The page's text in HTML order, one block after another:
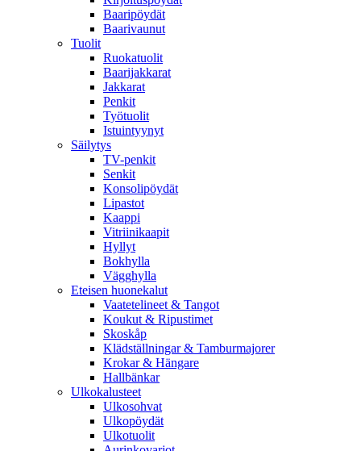
Baaripöydät
Baarivaunut
Tuolit
Ruokatuolit
Baarijakkarat
Jakkarat
Penkit
Työtuolit
Istuintyynyt
Säilytys
TV-penkit
Senkit
Konsolipöydät
Lipastot
Kaappi
Vitriinikaapit
Hyllyt
Bokhylla
Vägghylla
Eteisen huonekalut
Vaatetelineet & Tangot
Koukut & Ripustimet
Skoskåp
Klädställningar & Tamburmajorer
Krokar & Hängare
Hallbänkar
Ulkokalusteet
Ulkosohvat
Ulkopöydät
Ulkotuolit